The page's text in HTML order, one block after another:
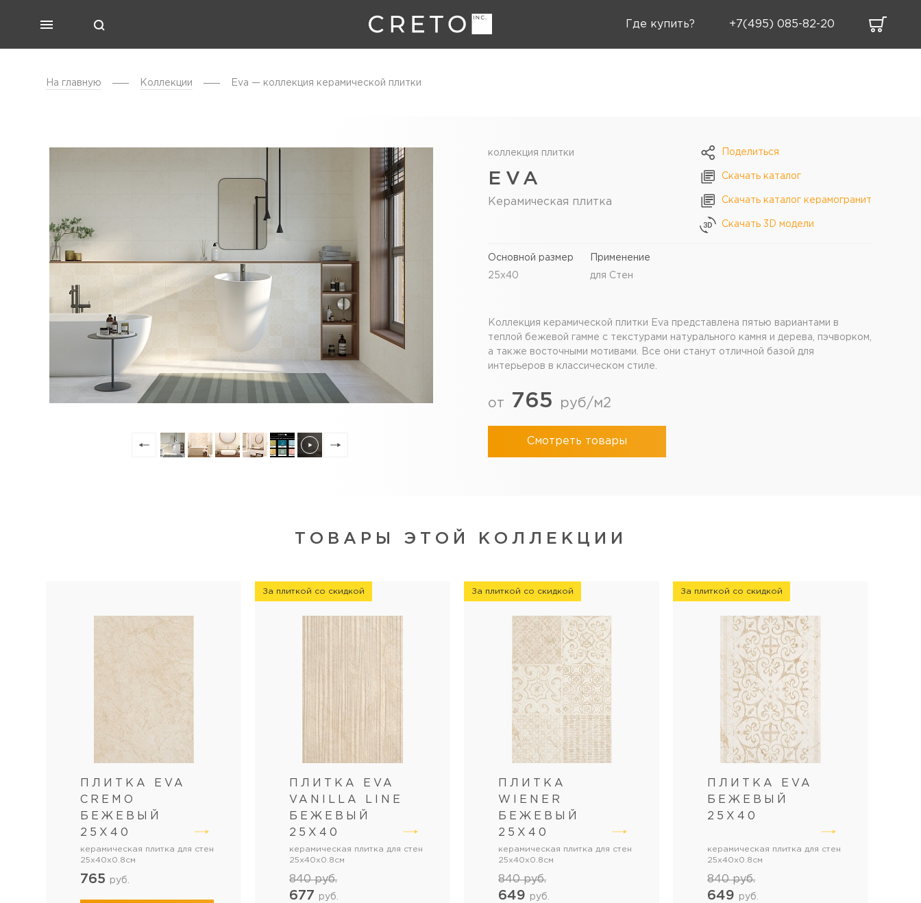
Где купить? +7(495) 085-82-20
На главную Коллекции Eva — коллекция керамической плитки
коллекция плитки
EVA
Керамическая плитка
Поделиться
Cкачать каталог
Скачать каталог керамогранит
Cкачать 3D модели
Основной размер
25х40
Применение
для Стен
Коллекция керамической плитки Eva представлена пятью вариантами в
теплой бежевой гамме с текстурами натурального камня и дерева, пэчворком,
а также восточными мотивами. Все они станут отличной базой для
интерьеров в классическом стиле.
от 765 руб/м2
Смотреть товары
ТОВАРЫ ЭТОЙ КОЛЛЕКЦИИ
ПЛИТКА EVA
CREMO
БЕЖЕВЫЙ
25Х40
керамическая плитка для стен
25x40x0.8см
765 руб.
За плиткой со скидкой
ПЛИТКА EVA
VANILLA LINE
БЕЖЕВЫЙ
25Х40
керамическая плитка для стен
25x40x0.8см
840руб.
677 руб.
За плиткой со скидкой
ПЛИТКА
WIENER
БЕЖЕВЫЙ
25Х40
керамическая плитка для стен
25x40x0.8см
840руб.
649 руб.
За плиткой со скидкой
ПЛИТКА EVA
БЕЖЕВЫЙ
25Х40
керамическая плитка для стен
25x40x0.8см
840руб.
649 руб.